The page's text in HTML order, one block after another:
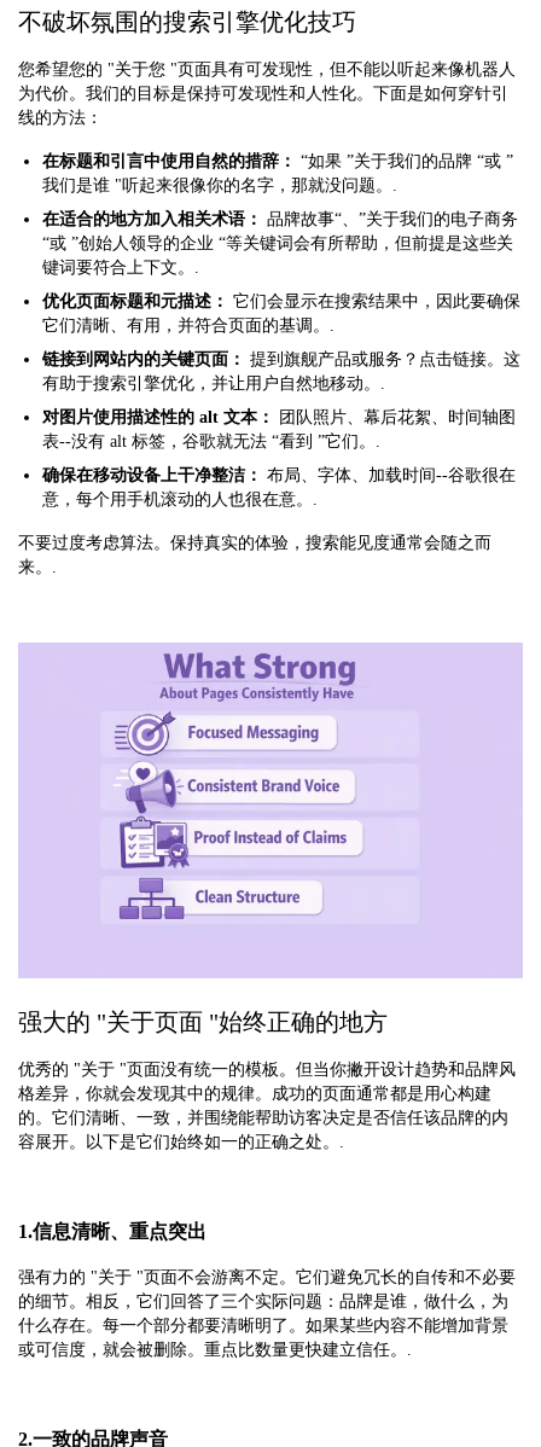
不破坏氛围的搜索引擎优化技巧
您希望您的 "关于您 "页面具有可发现性，但不能以听起来像机器人
为代价。我们的目标是保持可发现性和人性化。下面是如何穿针引
线的方法：
在标题和引言中使用自然的措辞： “如果 ”关于我们的品牌 “或 ”
我们是谁 "听起来很像你的名字，那就没问题。.
在适合的地方加入相关术语： 品牌故事“、”关于我们的电子商务
“或 ”创始人领导的企业 “等关键词会有所帮助，但前提是这些关
键词要符合上下文。.
优化页面标题和元描述： 它们会显示在搜索结果中，因此要确保
它们清晰、有用，并符合页面的基调。.
链接到网站内的关键页面： 提到旗舰产品或服务？点击链接。这
有助于搜索引擎优化，并让用户自然地移动。.
对图片使用描述性的 alt 文本： 团队照片、幕后花絮、时间轴图
表--没有 alt 标签，谷歌就无法 “看到 ”它们。.
确保在移动设备上干净整洁： 布局、字体、加载时间--谷歌很在
意，每个用手机滚动的人也很在意。.
不要过度考虑算法。保持真实的体验，搜索能见度通常会随之而
来。.
强大的 "关于页面 "始终正确的地方
优秀的 "关于 "页面没有统一的模板。但当你撇开设计趋势和品牌风
格差异，你就会发现其中的规律。成功的页面通常都是用心构建
的。它们清晰、一致，并围绕能帮助访客决定是否信任该品牌的内
容展开。以下是它们始终如一的正确之处。.
1.信息清晰、重点突出
强有力的 "关于 "页面不会游离不定。它们避免冗长的自传和不必要
的细节。相反，它们回答了三个实际问题：品牌是谁，做什么，为
什么存在。每一个部分都要清晰明了。如果某些内容不能增加背景
或可信度，就会被删除。重点比数量更快建立信任。.
2.一致的品牌声音